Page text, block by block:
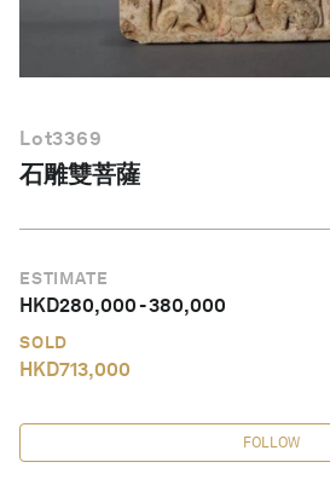
Lot3369
石雕雙菩薩
ESTIMATE
HKD280,000-380,000
SOLD
HKD713,000
FOLLOW